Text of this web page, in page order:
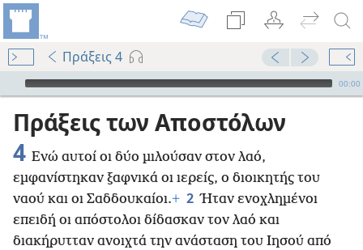
Πράξεις 4
Audio Player
00:00
Πράξεις των Αποστόλων
4 Ενώ αυτοί οι δύο μιλούσαν στον λαό,
εμφανίστηκαν ξαφνικά οι ιερείς, ο διοικητής του
ναού και οι Σαδδουκαίοι.+ 2 Ήταν ενοχλημένοι
επειδή οι απόστολοι δίδασκαν τον λαό και
διακήρυτταν ανοιχτά την ανάσταση του Ιησού από